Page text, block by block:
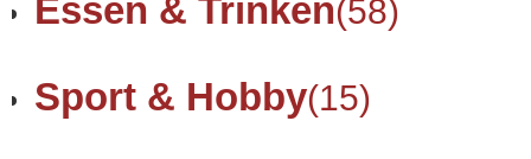
Essen & Trinken(58)
Sport & Hobby(15)